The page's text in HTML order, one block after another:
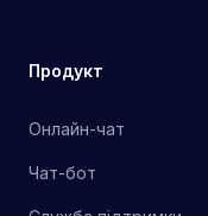
Продукт
Онлайн-чат
Чат-бот